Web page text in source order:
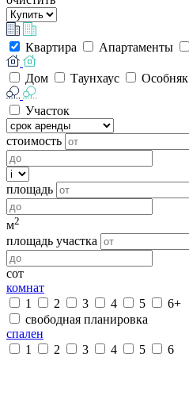
Квартира Апартаменты
Дом Таунхаус Особняк
Участок
стоимость
площадь
м2
площадь участка
сот
комнат
1
2 3 4 5
6+
свободная планировка
спален
1
2 3 4 5 6